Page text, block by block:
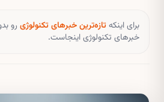
برای اینکهتازه‌ترین خبرهای تکنولوژی رو
خبرهای تکنولوژی اینجاست.